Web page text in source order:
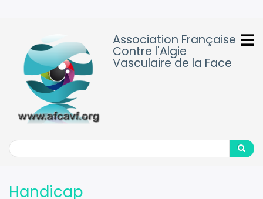
Association Française
Contre l'Algie
Vasculaire de la Face
Search
Search
Handicap